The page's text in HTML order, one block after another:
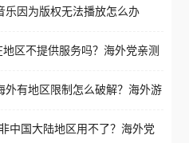
国、加拿大、澳大利亚、欧
学、定居等，都可以使用，
扰。
乐因为版权无法播放怎么办
区不提供服务吗？海外党亲测
外有地区限制怎么破解？海外游
中国大陆地区用不了？海外党